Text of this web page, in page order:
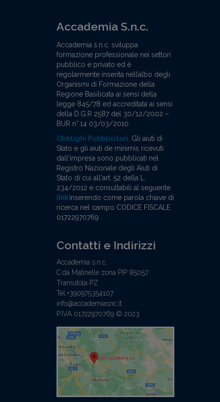
Accademia S.n.c.
Accademia s.n.c. sviluppa
formazione professionale nei settori
pubblico e privato ed è
regolarmente inserita nell’albo degli
Organismi di Formazione della
Regione Basilicata ai sensi della
legge 845/78 ed accreditata ai sensi
della D.G.R 2587 del 30/12/2002 –
BUR n° 14 03/03/2010.
Obblighi Pubblicitari . Gli aiuti di
Stato e gli aiuti de minimis ricevuti
dall'impresa sono pubblicati nel
Registro Nazionale degli Aiuti di
Stato di cui all'art. 52 della L.
234/2012 e consultabili al seguente
link inserendo come parola chiave di
ricerca nel campo CODICE FISCALE
01722970769
Contatti e Indirizzi
Accademia s.n.c.
C.da Matinelle zona PIP 85057
Tramutola PZ
Tel.+390975354107
info@accademiasnc.it
P.IVA 01722970769 © 2023